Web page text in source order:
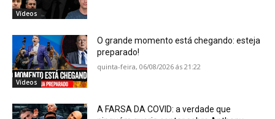
Vídeos
Vídeos
O grande momento está chegando: esteja
preparado!
quinta-feira, 06/08/2026 ás 21:22
A FARSA DA COVID: a verdade que